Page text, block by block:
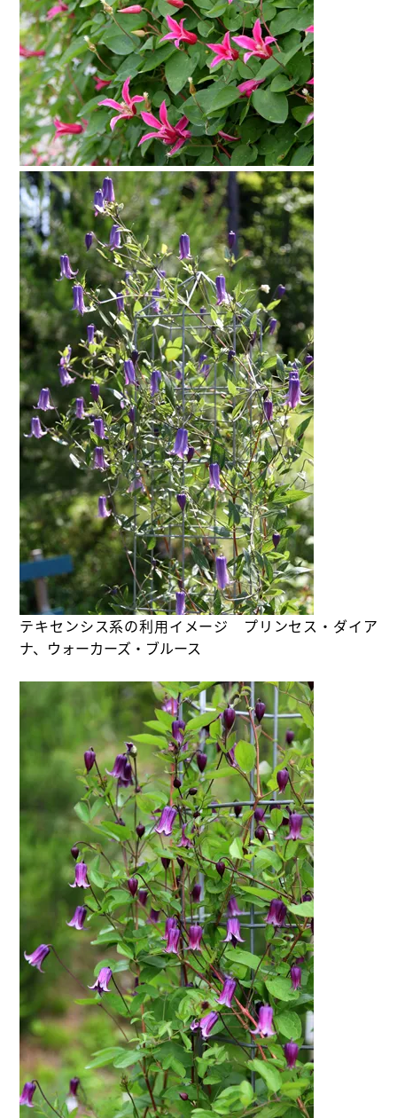
テキセンシス系の利用イメージ プリンセス・ダイア
ナ、ウォーカーズ・ブルース